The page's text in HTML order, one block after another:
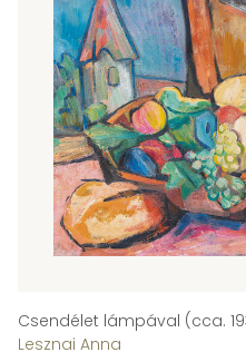
Csendélet lámpával (cca.
Lesznai Anna